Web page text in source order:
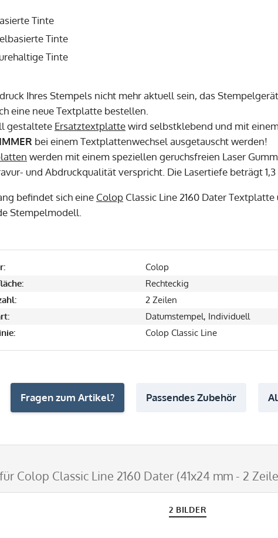
Tinte
Tinte
Tinte
Ihres Stempels nicht mehr aktuell sein, das
eine neue Textplatte bestellen.
gestaltete Ersatztextplattewird selbstklebend und mit
IMMER bei einem Textplattenwechsel ausgetauscht werden!
werden mit einem speziellen geruchsfreien Laser
und Abdruckqualität verspricht. Die Lasertiefe beträgt 1,3
befindet sich eine Colop Classic Line 2160 Dater Textplatte
Stempelmodell.
Colop
Rechteckig
2 Zeilen
Datumstempel, Individuell
Colop Classic Line
Fragen zum Artikel? Passendes Zubehör
Colop Classic Line 2160 Dater (41x24 mm - 2
2 BILDER